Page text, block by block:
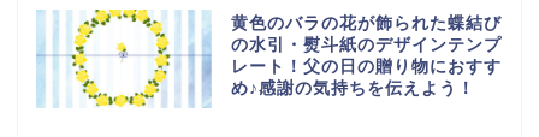
黄色のバラの花が飾られた蝶結び
の水引・熨斗紙のデザインテンプ
レート！父の日の贈り物におすす
め♪感謝の気持ちを伝えよう！